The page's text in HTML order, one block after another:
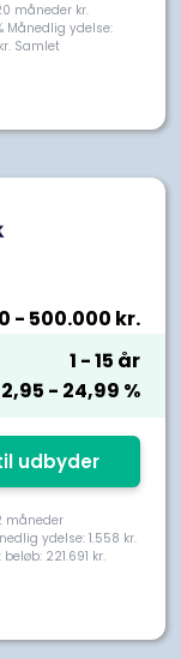
måneder kr.
Månedlig ydelse:
Samlet
- 500.000 kr.
1 - 15 år
2,95 - 24,99 %
udbyder
måneder
ydelse: 1.558 kr.
221.691 kr.